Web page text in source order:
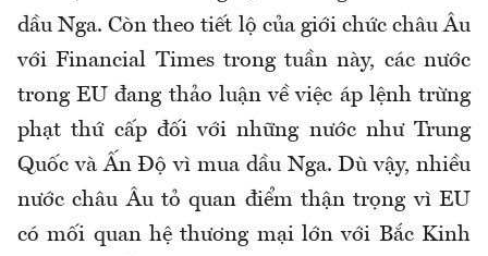
dầu Nga. Còn theo tiết lộ của giới chức châu Âu
với Financial Times trong tuần này, các nước
trong EU đang thảo luận về việc áp lệnh trừng
phạt thứ cấp đối với những nước như Trung
Quốc và Ấn Độ vì mua dầu Nga. Dù vậy, nhiều
nước châu Âu tỏ quan điểm thận trọng vì EU
có mối quan hệ thương mại lớn với Bắc Kinh